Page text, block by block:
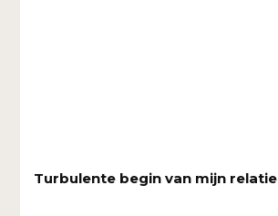
Turbulente begin van mijn relatie